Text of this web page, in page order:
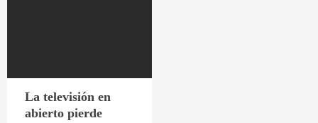
La televisión en
abierto pierde